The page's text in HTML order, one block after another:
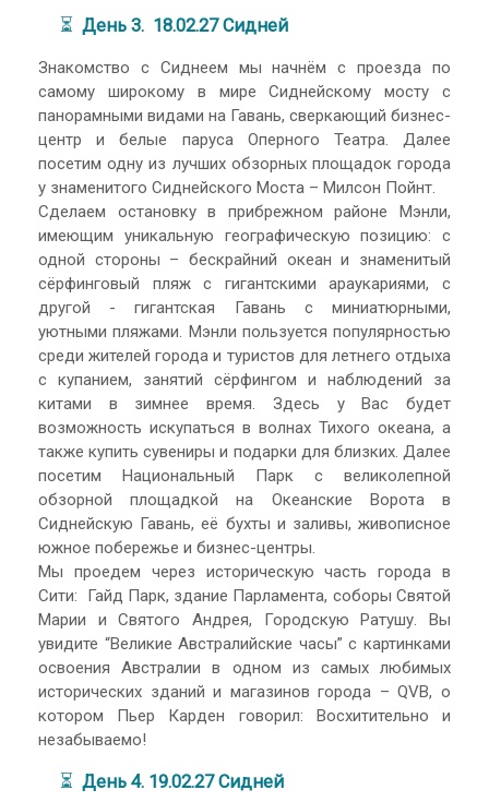
⏳ День 3. 18.02.27 Сидней
Знакомство с Сиднеем мы начнём с проезда по
самому широкому в мире Сиднейскому мосту с
панорамными видами на Гавань, сверкающий бизнес-
центр и белые паруса Оперного Театра. Далее
посетим одну из лучших обзорных площадок города
у знаменитого Сиднейского Моста – Милсон Пойнт.
Сделаем остановку в прибрежном районе Мэнли,
имеющим уникальную географическую позицию: с
одной стороны – бескрайний океан и знаменитый
сёрфинговый пляж с гигантскими араукариями, с
другой - гигантская Гавань с миниатюрными,
уютными пляжами. Мэнли пользуется популярностью
среди жителей города и туристов для летнего отдыха
с купанием, занятий сёрфингом и наблюдений за
китами в зимнее время. Здесь у Вас будет
возможность искупаться в волнах Тихого океана, а
также купить сувениры и подарки для близких. Далее
посетим Национальный Парк с великолепной
обзорной площадкой на Океанские Ворота в
Сиднейскую Гавань, её бухты и заливы, живописное
южное побережье и бизнес-центры.
Мы проедем через историческую часть города в
Сити: Гайд Парк, здание Парламента, соборы Святой
Марии и Святого Андрея, Городскую Ратушу. Вы
увидите “Великие Австралийские часы” с картинками
освоения Австралии в одном из самых любимых
исторических зданий и магазинов города – QVB, о
котором Пьер Карден говорил: Восхитительно и
незабываемо!
⏳ День 4. 19.02.27 Сидней